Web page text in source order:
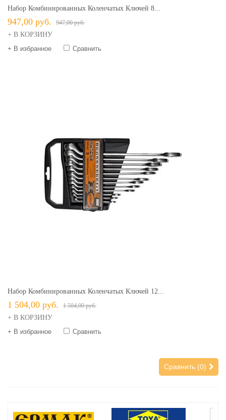
Набор Комбинированных Коленчатых Ключей 8...
947,00 руб. 947,00 руб.
+ В КОРЗИНУ
+ В избранное
Сравнить
Набор Комбинированных Коленчатых Ключей 12...
1 504,00 руб. 1 504,00 руб.
+ В КОРЗИНУ
+ В избранное
Сравнить
Сравнить (0)